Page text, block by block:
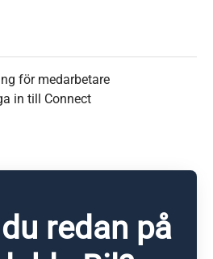
för medarbetare
in till Connect
redan på